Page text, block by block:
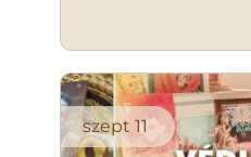
szept 11